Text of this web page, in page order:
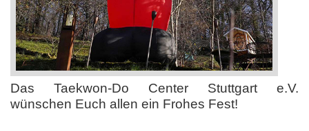
Das Taekwon-Do Center Stuttgart e.V.
wünschen Euch allen ein Frohes Fest!